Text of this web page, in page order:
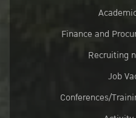
Finance and
Recruiting
Job
Conferences/